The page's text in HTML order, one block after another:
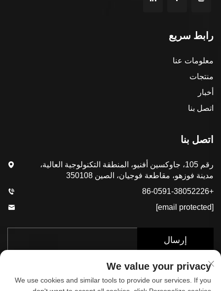
رابط سريع
معلومات عنا
منتجات
أخبار
اتصل بنا
اتصل بنا
رقم 105، جاوكسين أفنيو، المنطقة التكنولوجية العالية،
مدينة فوزهو، مقاطعة فوجيان، الصين 350108
+86-0591-38052226
[email protected]
إرسال
We value your privacy
We use cookies and similar tools to provide our services. If you